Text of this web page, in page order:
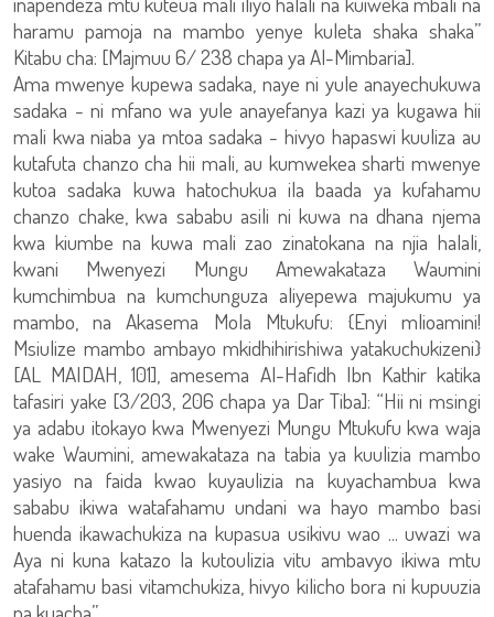
haramu pamoja na mambo yenye kuleta shaka shaka”
Kitabu cha: [Majmuu 6/ 238 chapa ya Al-Mimbaria].
Ama mwenye kupewa sadaka, naye ni yule anayechukuwa
sadaka - ni mfano wa yule anayefanya kazi ya kugawa hii
mali kwa niaba ya mtoa sadaka - hivyo hapaswi kuuliza au
kutafuta chanzo cha hii mali, au kumwekea sharti mwenye
kutoa sadaka kuwa hatochukua ila baada ya kufahamu
chanzo chake, kwa sababu asili ni kuwa na dhana njema
kwa kiumbe na kuwa mali zao zinatokana na njia halali,
kwani Mwenyezi Mungu Amewakataza Waumini
kumchimbua na kumchunguza aliyepewa majukumu ya
mambo, na Akasema Mola Mtukufu: {Enyi mlioamini!
Msiulize mambo ambayo mkidhihirishiwa yatakuchukizeni}
[AL MAIDAH, 101], amesema Al-Hafidh Ibn Kathir katika
tafasiri yake [3/203, 206 chapa ya Dar Tiba]: “Hii ni msingi
ya adabu itokayo kwa Mwenyezi Mungu Mtukufu kwa waja
wake Waumini, amewakataza na tabia ya kuulizia mambo
yasiyo na faida kwao kuyaulizia na kuyachambua kwa
sababu ikiwa watafahamu undani wa hayo mambo basi
huenda ikawachukiza na kupasua usikivu wao ... uwazi wa
Aya ni kuna katazo la kutoulizia vitu ambavyo ikiwa mtu
atafahamu basi vitamchukiza, hivyo kilicho bora ni kupuuzia